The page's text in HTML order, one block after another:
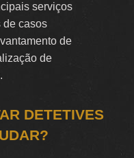
serviços
de casos
de
de
DETETIVES